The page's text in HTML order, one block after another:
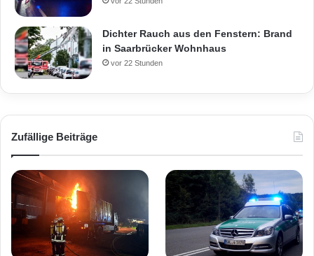
Dichter Rauch aus den Fenstern: Brand
in Saarbrücker Wohnhaus
vor 22 Stunden
Zufällige Beiträge